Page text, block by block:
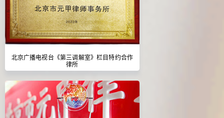
北京广播电视台《第三调解室》栏目特约合作
律所